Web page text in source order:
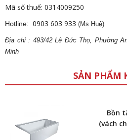
Mã số thuế: 0314009250
Hotline: 0903 603 933 (Ms Huệ)
Địa chỉ : 493/42 Lê Đức Thọ, Phường
Minh
SẢN PHẨM
Bồn
(vách